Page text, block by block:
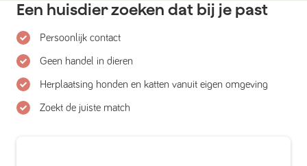
Een huisdier zoeken dat bij je past
Persoonlijk contact
Geen handel in dieren
Herplaatsing honden en katten vanuit eigen omgeving
Zoekt de juiste match